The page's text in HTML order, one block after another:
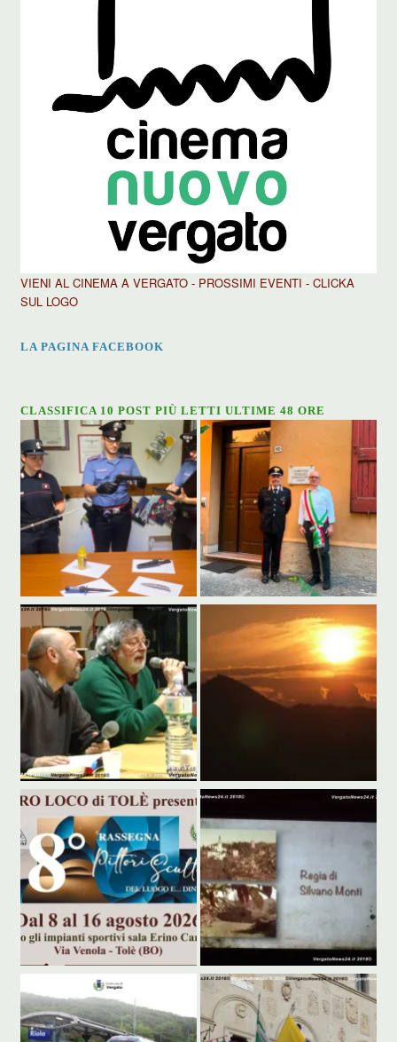
VIENI AL CINEMA A VERGATO - PROSSIMI EVENTI - CLICKA
SUL LOGO
LA PAGINA FACEBOOK
CLASSIFICA 10 POST PIÙ LETTI ULTIME 48 ORE